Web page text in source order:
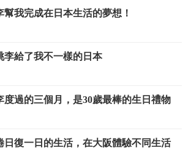
我完成在日本生活的夢想！
李給了我不一樣的日本
度過的三個月，是30歲最棒的生日禮物
日復一日的生活，在大阪體驗不同生活